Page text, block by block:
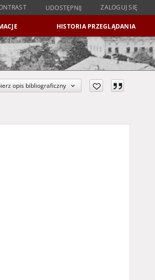
UDOSTĘPNIJ ZALOGUJ SIĘ
HISTORIA PRZEGLĄDANIA
opis bibliograficzny